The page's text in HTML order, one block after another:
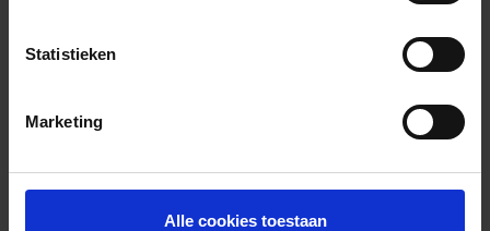
Statistieken
Marketing
Alle cookies toestaan
Foto’s ({{photos.length}})